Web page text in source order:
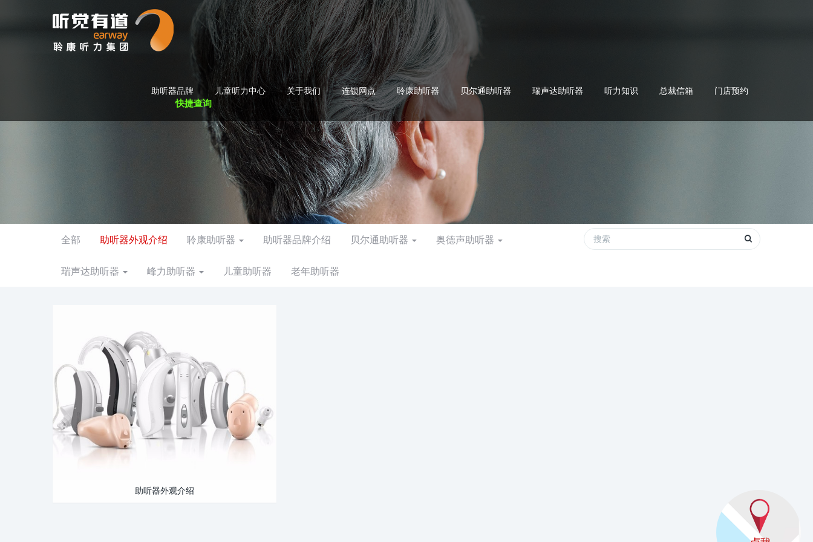
快捷查询
助听器品牌 儿童听力中心 关于我们 连锁网点 聆康助听器 贝尔通助听器 瑞声达助听器 听力知识 总裁信箱 门店预约
全部 助听器外观介绍 聆康助听器 助听器品牌介绍 贝尔通助听器 奥德声助听器
瑞声达助听器 峰力助听器 儿童助听器 老年助听器
助听器外观介绍